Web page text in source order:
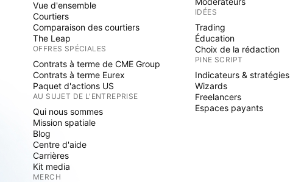
Vue d'ensemble
Courtiers
Comparaison des courtiers
The Leap
OFFRES SPÉCIALES
Contrats à terme de CME Group
Contrats à terme Eurex
Paquet d'actions US
AU SUJET DE L'ENTREPRISE
Qui nous sommes
Mission spatiale
Blog
Centre d'aide
Carrières
Kit media
MERCH
IDÉES
Trading
Éducation
Choix de la rédaction
PINE SCRIPT
Indicateurs & stratégies
Wizards
Freelancers
Espaces payants